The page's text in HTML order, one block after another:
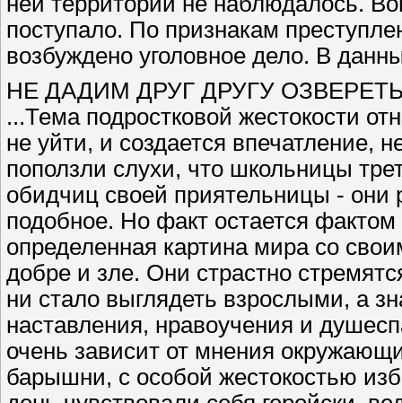
поступало. По признакам
возбуждено уголовное дело. В
НЕ ДАДИМ ДРУГ ДРУГУ
...Тема подростковой жестокости
не уйти, и создается впечатление,
поползли слухи, что школьницы
обидчиц своей приятельницы -
подобное. Но факт остается
определенная картина мира со
добре и зле. Они страстно
ни стало выглядеть взрослыми, а
наставления, нравоучения и
очень зависит от мнения
барышни, с особой жестокостью